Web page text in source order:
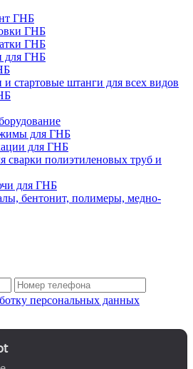
ГНБ
ГНБ
ГНБ
для ГНБ
стартовые штанги для всех видов
для ГНБ
для ГНБ
сварки полиэтиленовых труб и
для ГНБ
бентонит, полимеры, медно-
персональных данных